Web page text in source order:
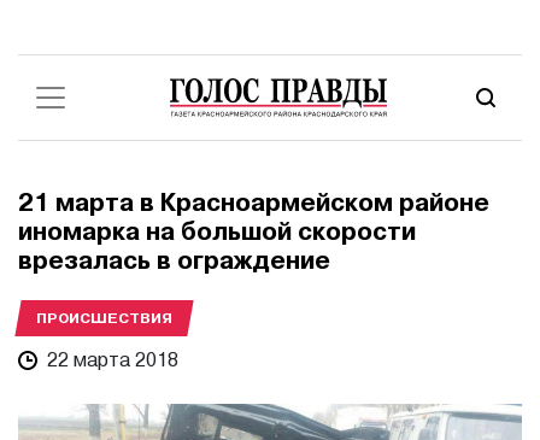
21 марта в Красноармейском районе
иномарка на большой скорости
врезалась в ограждение
ПРОИСШЕСТВИЯ
22 марта 2018